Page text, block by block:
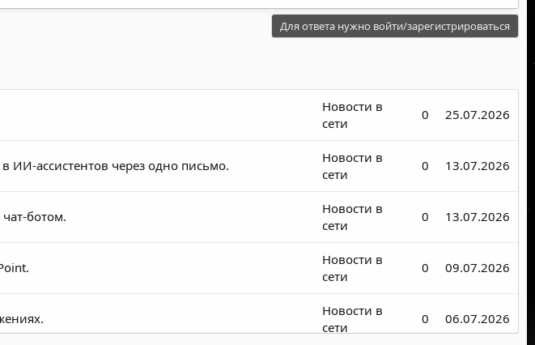
Для ответа нужно войти/зарегистрироваться
Новости в
сети
0 25.07.2026
ИИ-ассистентов через одно письмо.
Новости в
сети
0 13.07.2026
ботом.
Новости в
сети
0 13.07.2026
Новости в
сети
0 09.07.2026
Новости в
сети
0 06.07.2026